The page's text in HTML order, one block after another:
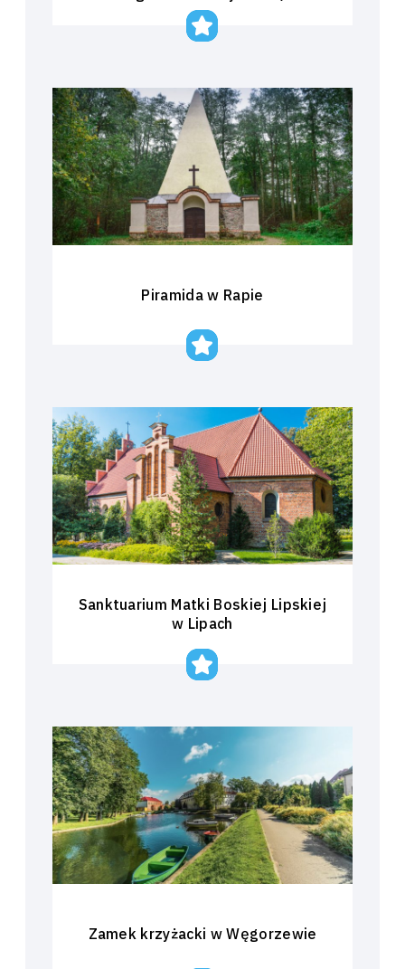
Piramida w Rapie
Sanktuarium Matki Boskiej Lipskiej
w Lipach
Zamek krzyżacki w Węgorzewie